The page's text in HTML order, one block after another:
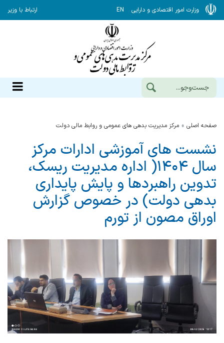
وزارت امور اقتصادی و دارایی EN ارتباط با وزیر
صفحه اصلی مرکز مدیریت بدهی های عمومی و روابط مالی دولت
نشست های آموزشی ادارات مرکز
سال ۱۴۰۴( اداره مدیریت ریسک،
تدوین راهبردها و پایش پایداری
بدهی دولت) در خصوص گزارش
اوراق مصون از تورم